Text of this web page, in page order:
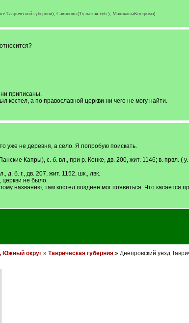
Таврической губернии), Савиновы(Тульская губ.), МаликовыКострома)
приписаны.
костел, а по православной церкви ни чего не могу найти.
уже не деревня, а село. Я попробую поискать.
Капры), с. б. вл., при р. Конке, дв. 200, жит. 1146; в. првл. ( у.
д. б. г., дв. 207, жит. 1152, шк., лвк.
церкви не было.
названию, там костел позднее мог появиться. Что касается
Южный округ» Таврическая губерния» Днепровский уезд